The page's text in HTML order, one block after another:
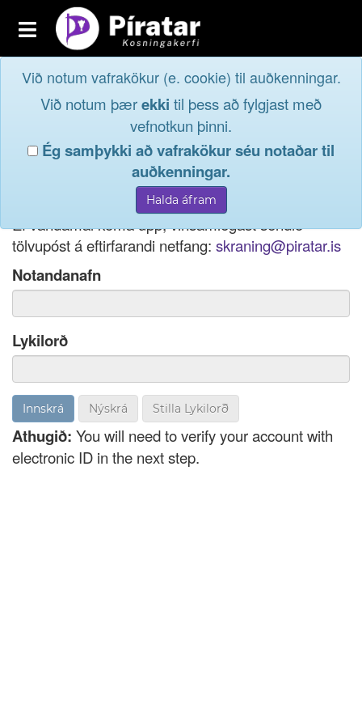
Toggle
navigation
Aðildarfélög
Innskrá
Við notum vafrakökur (e. cookie) til auðkenningar.
Við notum þærekki til þess að fylgjast með
vefnotkun þinni.
Ég samþykki að vafrakökur séu notaðar til
auðkenningar.
Innskráog taktu þátt í
lýðræðinu...
Ef þú hefur gleymt notendanafni þínu, þá má einnig
nota netfang eða kennitölu til innskráningar.
Ef vandamál koma upp, vinsamlegast sendið
tölvupóst á eftirfarandi netfang: skraning@piratar.is
Notandanafn
Lykilorð
Nýskrá Stilla Lykilorð
Athugið: You will need to verify your account with
electronic ID in the next step.